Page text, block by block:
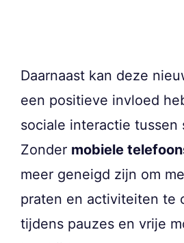
Daarnaast kan deze
een positieve invloed
sociale interactie tussen
Zonder mobiele
meer geneigd zijn om
praten en activiteiten te
tijdens pauzes en vrije